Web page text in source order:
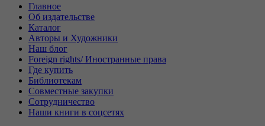
Главное
Об издательстве
Каталог
Авторы и Художники
Наш блог
Foreign rights/ Иностранные права
Где купить
Библиотекам
Совместные закупки
Сотрудничество
Наши книги в соцсетях